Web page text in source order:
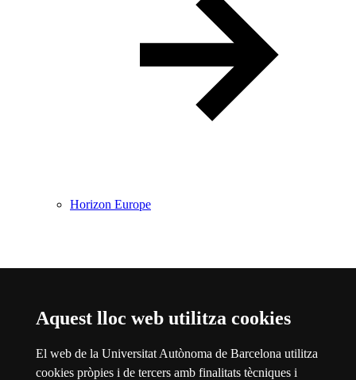
Aquest lloc web utilitza cookies
El web de la Universitat Autònoma de Barcelona utilitza
cookies pròpies i de tercers amb finalitats tècniques i
Horizon Europe